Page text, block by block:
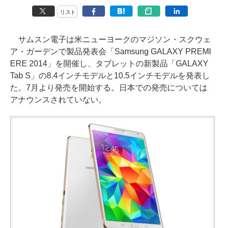
リスト
サムスン電子は米ニューヨークのマジソン・スクウェ
ア・ガーデンで製品発表会「Samsung GALAXY PREMI
ERE 2014」を開催し、タブレットの新製品「GALAXY
Tab S」の8.4インチモデルと10.5インチモデルを発表し
た。7月より発売を開始する。日本での発売については
アナウンスされていない。